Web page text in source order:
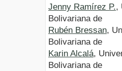
Jenny Ramírez P.,
Bolivariana de
Rubén Bressan,
Bolivariana de
Karin Alcalá,
Bolivariana de